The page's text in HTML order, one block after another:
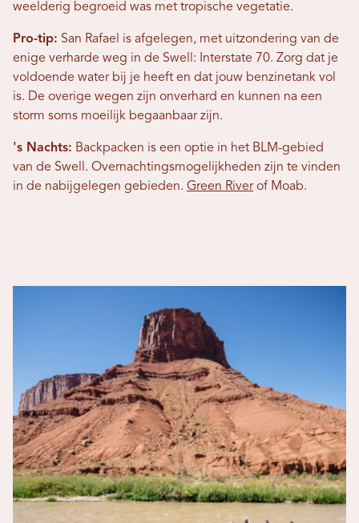
weelderig begroeid was met tropische vegetatie.
Pro-tip: San Rafael is afgelegen, met uitzondering van de
enige verharde weg in de Swell: Interstate 70. Zorg dat je
voldoende water bij je heeft en dat jouw benzinetank vol
is. De overige wegen zijn onverhard en kunnen na een
storm soms moeilijk begaanbaar zijn.
's Nachts: Backpacken is een optie in het BLM-gebied
van de Swell. Overnachtingsmogelijkheden zijn te vinden
in de nabijgelegen gebieden. Green Riverof Moab.